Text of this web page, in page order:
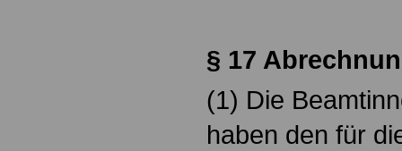
§ 17
(1) Die
haben den für